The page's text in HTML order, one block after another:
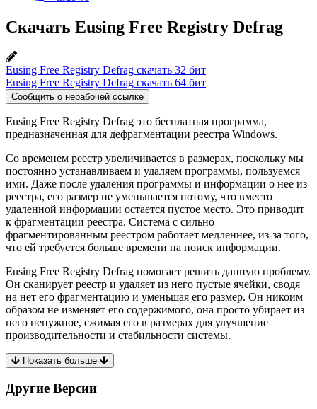
Скачать Eusing Free Registry Defrag
Eusing Free Registry Defrag скачать 32 бит
Eusing Free Registry Defrag скачать 64 бит
Сообщить о нерабочей ссылке
Eusing Free Registry Defrag это бесплатная программа,
предназначенная для дефрагментации реестра Windows.
Со временем реестр увеличивается в размерах, поскольку мы
постоянно устанавливаем и удаляем программы, пользуемся
ими. Даже после удаления программы и информации о нее из
реестра, его размер не уменьшается потому, что вместо
удаленной информации остается пустое место. Это приводит
к фрагментации реестра. Система с сильно
фрагментированным реестром работает медленнее, из-за того,
что ей требуется больше времени на поиск информации.
Eusing Free Registry Defrag помогает решить данную проблему.
Он сканирует реестр и удаляет из него пустые ячейки, сводя
на нет его фрагментацию и уменьшая его размер. Он никоим
образом не изменяет его содержимого, она просто убирает из
него ненужное, сжимая его в размерах для улучшение
производительности и стабильности системы.
Показать больше
Другие Версии